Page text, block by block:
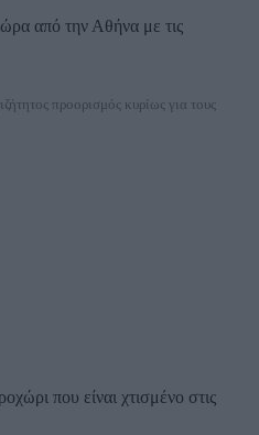
από την Αθήνα με τις
προορισμός κυρίως για τους
που είναι χτισμένο στις